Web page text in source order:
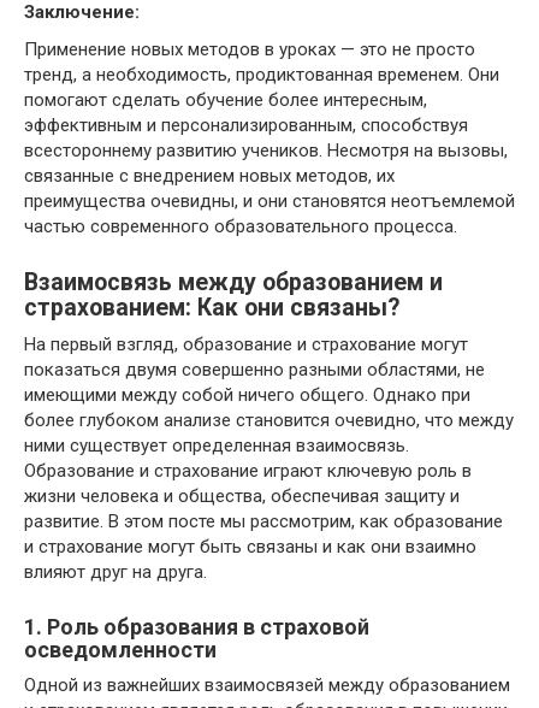
Заключение:
Применение новых методов в уроках — это не просто
тренд, а необходимость, продиктованная временем. Они
помогают сделать обучение более интересным,
эффективным и персонализированным, способствуя
всестороннему развитию учеников. Несмотря на вызовы,
связанные с внедрением новых методов, их
преимущества очевидны, и они становятся неотъемлемой
частью современного образовательного процесса.
Взаимосвязь между образованием и
страхованием: Как они связаны?
На первый взгляд, образование и страхование могут
показаться двумя совершенно разными областями, не
имеющими между собой ничего общего. Однако при
более глубоком анализе становится очевидно, что между
ними существует определенная взаимосвязь.
Образование и страхование играют ключевую роль в
жизни человека и общества, обеспечивая защиту и
развитие. В этом посте мы рассмотрим, как образование
и страхование могут быть связаны и как они взаимно
влияют друг на друга.
1. Роль образования в страховой
осведомленности
Одной из важнейших взаимосвязей между образованием